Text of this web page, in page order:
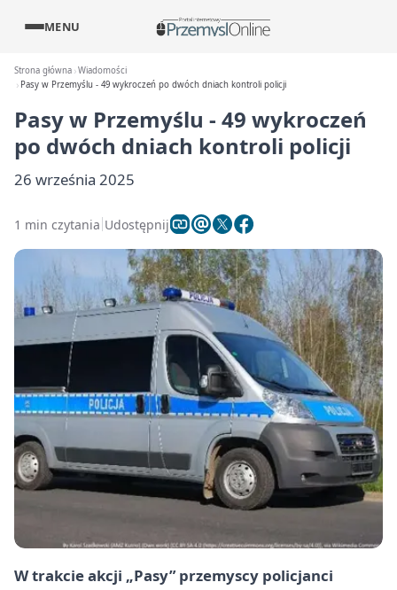
MENU
Strona główna Wiadomości
Pasy w Przemyślu - 49 wykroczeń po dwóch dniach kontroli policji
Pasy w Przemyślu - 49 wykroczeń
po dwóch dniach kontroli policji
26 września 2025
1 min czytania Udostępnij
W trakcie akcji „Pasy” przemyscy policjanci